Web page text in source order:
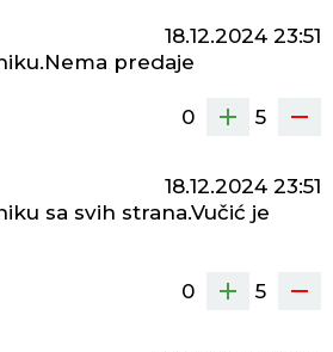
18.12.2024 23:51
predaje
0 5
18.12.2024 23:51
sa svih strana.Vučić je
0 5